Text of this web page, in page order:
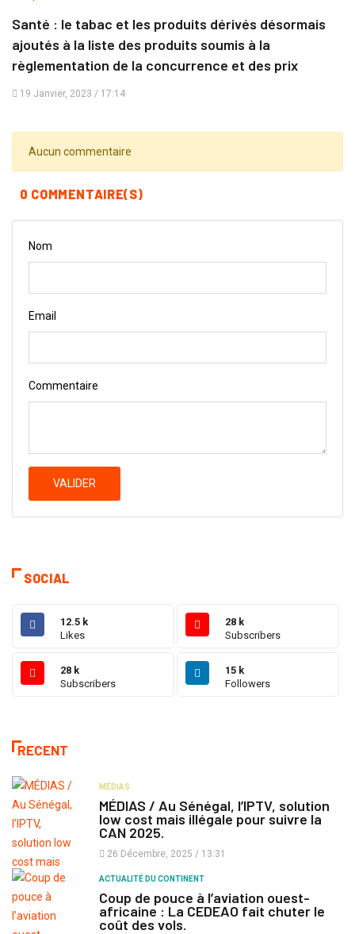
Santé : le tabac et les produits dérivés désormais
ajoutés à la liste des produits soumis à la
règlementation de la concurrence et des prix
19 Janvier, 2023 / 17:14
Aucun commentaire
0 COMMENTAIRE(S)
Nom
Email
Commentaire
VALIDER
SOCIAL
12.5 k
Likes
28 k
Subscribers
28 k
Subscribers
15 k
Followers
RECENT
MÉDIAS
MÉDIAS / Au Sénégal, l’IPTV, solution
low cost mais illégale pour suivre la
CAN 2025.
26 Décembre, 2025 / 13:31
ACTUALITÉ DU CONTINENT
Coup de pouce à l’aviation ouest-
africaine : La CEDEAO fait chuter le
coût des vols.